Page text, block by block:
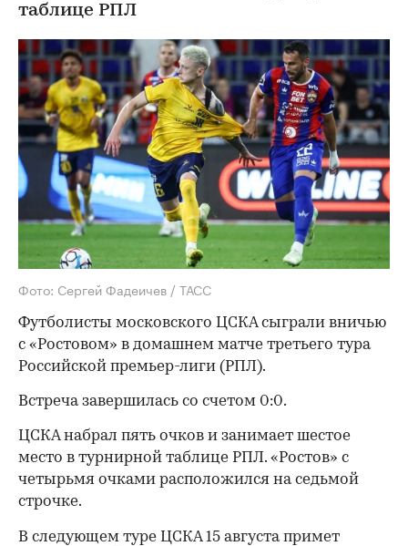
таблице РПЛ
Фото: Сергей Фадеичев / ТАСС
Футболисты московского ЦСКА сыграли вничью
с «Ростовом» в домашнем матче третьего тура
Российской премьер-лиги (РПЛ).
Встреча завершилась со счетом 0:0.
ЦСКА набрал пять очков и занимает шестое
место в турнирной таблице РПЛ. «Ростов» с
четырьмя очками расположился на седьмой
строчке.
В следующем туре ЦСКА 15 августа примет